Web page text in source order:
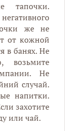
тапочки.
же не
от кожной
в банях. Не
возьмите
Не
случай.
напитки.
захотите
или чай.